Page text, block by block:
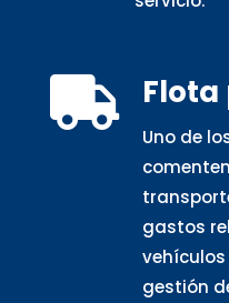

Uno de
gastos
gestión